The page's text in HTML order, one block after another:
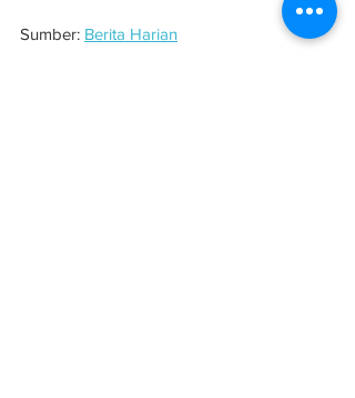
Sumber: Berita Harian